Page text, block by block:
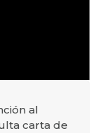
al
carta de